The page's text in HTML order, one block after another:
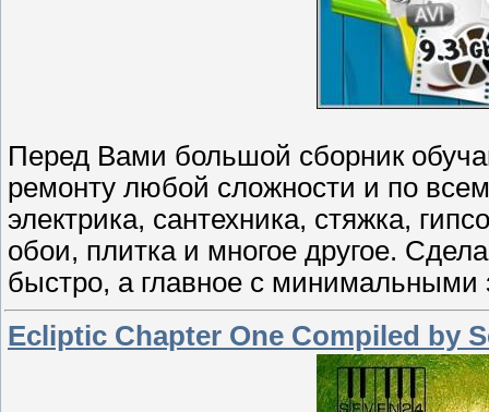
Перед Вами большой сборник
ремонту любой сложности и по
электрика, сантехника, стяжка,
обои, плитка и многое другое.
быстро, а главное с минимальными
Ecliptic Chapter One Compiled by